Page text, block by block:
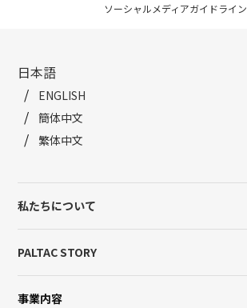
ソーシャルメディアガイドライン
日本語
ENGLISH
簡体中文
繁体中文
私たちについて
PALTAC STORY
事業内容